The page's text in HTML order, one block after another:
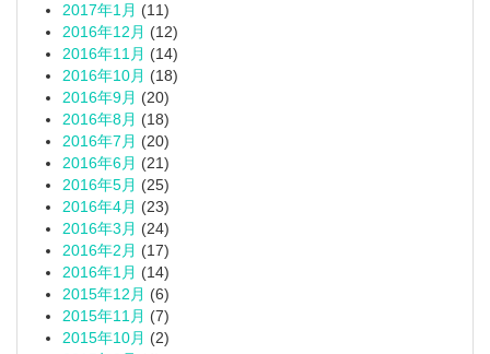
2017年1月 (11)
2016年12月 (12)
2016年11月 (14)
2016年10月 (18)
2016年9月 (20)
2016年8月 (18)
2016年7月 (20)
2016年6月 (21)
2016年5月 (25)
2016年4月 (23)
2016年3月 (24)
2016年2月 (17)
2016年1月 (14)
2015年12月 (6)
2015年11月 (7)
2015年10月 (2)